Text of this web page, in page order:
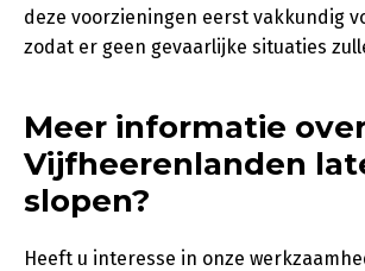
deze voorzieningen eerst vakkundig
zodat er geen gevaarlijke situaties
Meer informatie
Vijfheerenlanden
slopen?
Heeft u interesse in onze